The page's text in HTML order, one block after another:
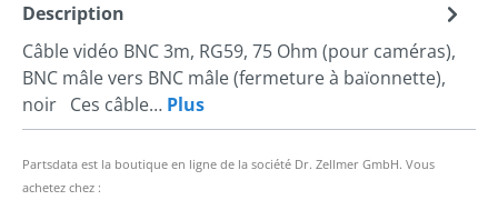
Description
Câble vidéo BNC 3m, RG59, 75 Ohm (pour caméras),
BNC mâle vers BNC mâle (fermeture à baïonnette),
noir Ces câble… Plus
Partsdata est la boutique en ligne de la société Dr. Zellmer GmbH. Vous
achetez chez :